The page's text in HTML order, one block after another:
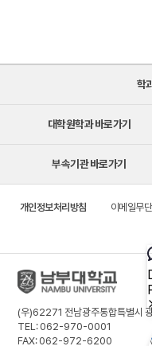
학
대학원학과 바로가기
부속기관 바로가기
개인정보처리방침 이메일무
(우)62271 전남광주통합특별시
TEL: 062-970-0001
FAX: 062-972-6200